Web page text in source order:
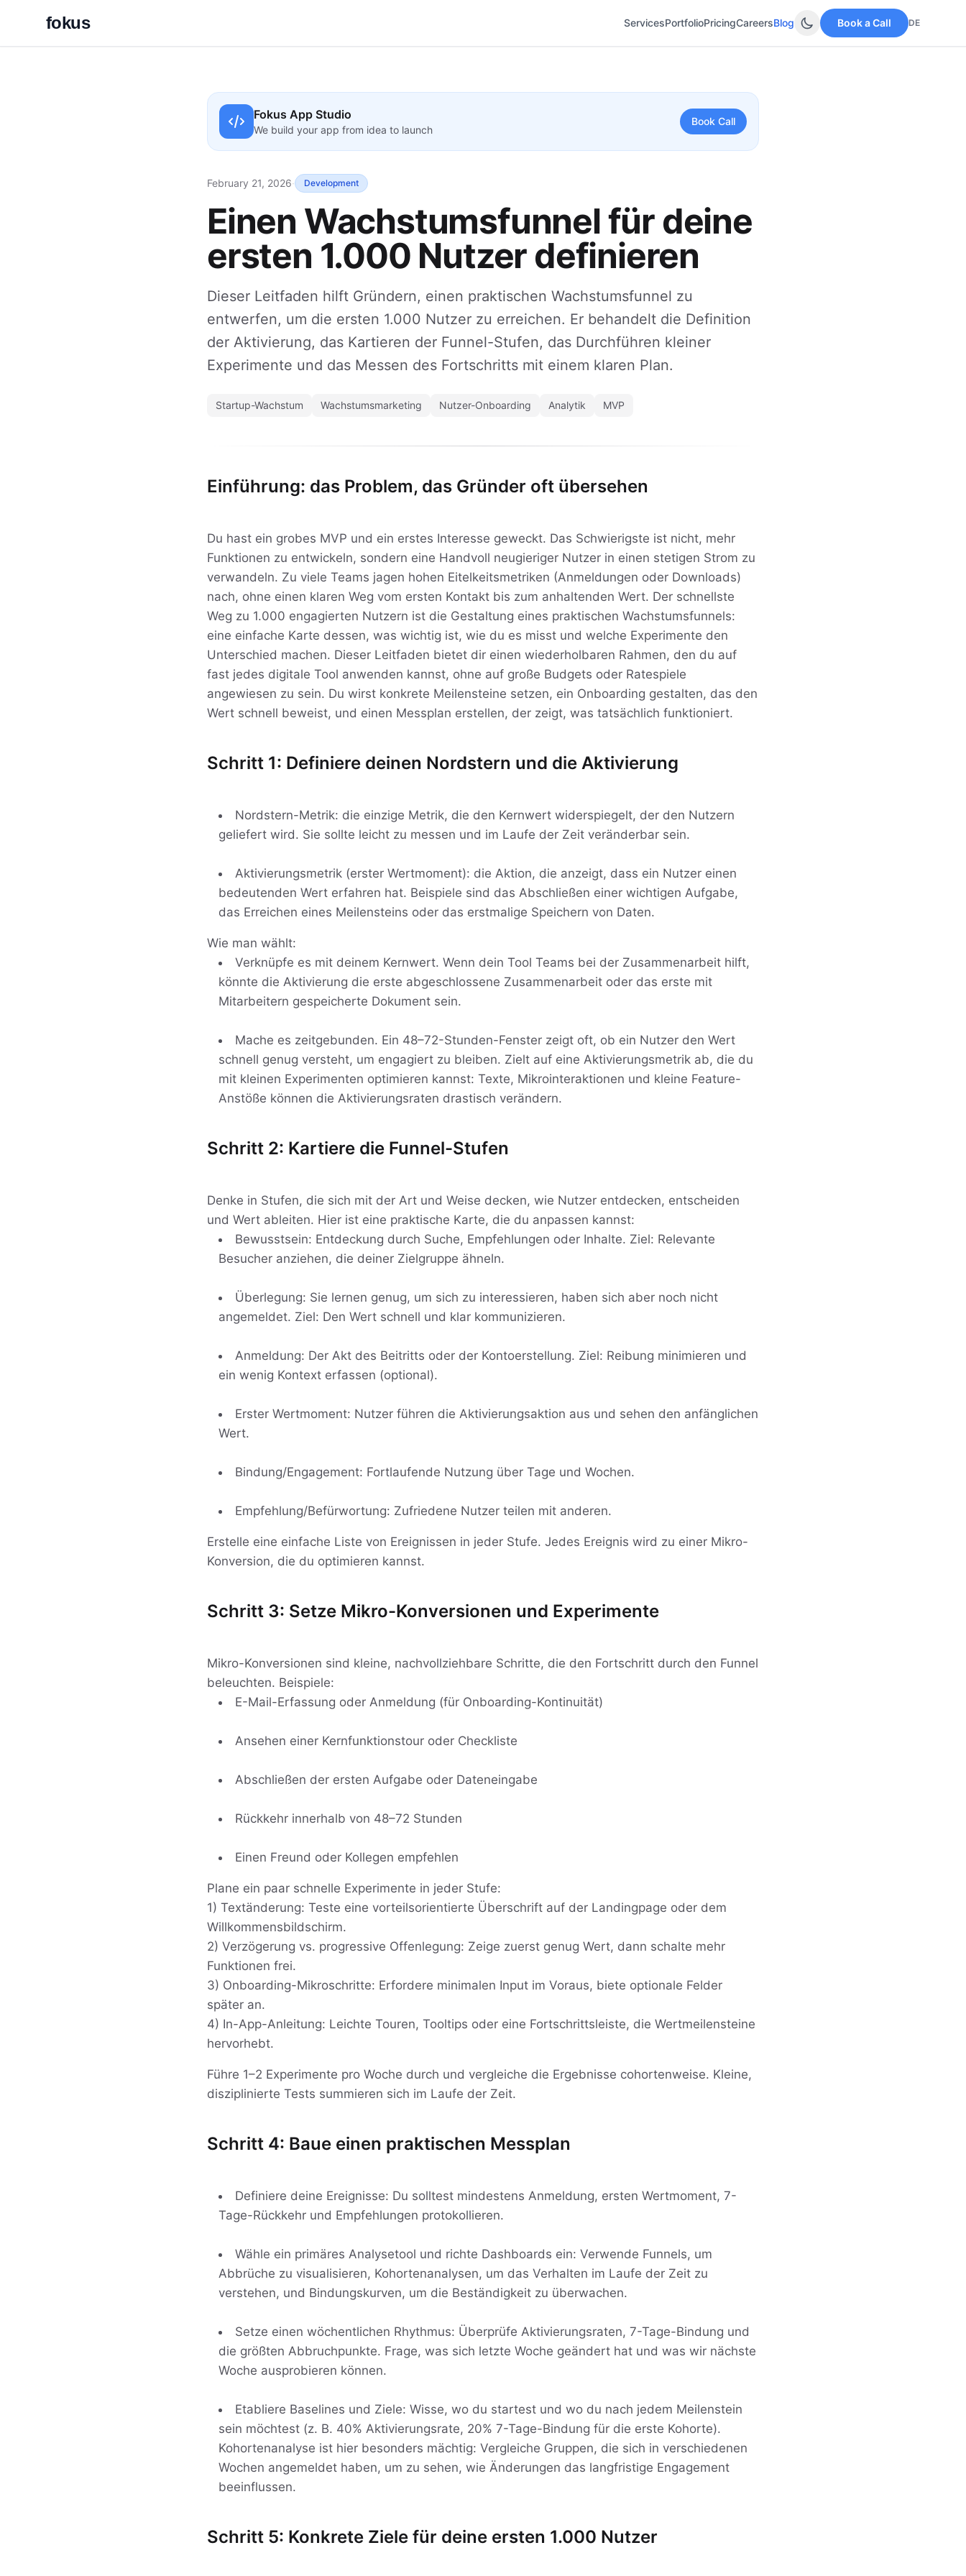
fokus ServicesPortfolioPricingCareersBlog Book a Call DE
Fokus App Studio
We build your app from idea to launch
Book Call
February 21, 2026· Development
Einen Wachstumsfunnel für deine
ersten 1.000 Nutzer definieren
Dieser Leitfaden hilft Gründern, einen praktischen Wachstumsfunnel zu
entwerfen, um die ersten 1.000 Nutzer zu erreichen. Er behandelt die Definition
der Aktivierung, das Kartieren der Funnel-Stufen, das Durchführen kleiner
Experimente und das Messen des Fortschritts mit einem klaren Plan.
Startup-Wachstum Wachstumsmarketing Nutzer-Onboarding Analytik MVP
Einführung: das Problem, das Gründer oft übersehen
Du hast ein grobes MVP und ein erstes Interesse geweckt. Das Schwierigste ist nicht, mehr
Funktionen zu entwickeln, sondern eine Handvoll neugieriger Nutzer in einen stetigen Strom zu
verwandeln. Zu viele Teams jagen hohen Eitelkeitsmetriken (Anmeldungen oder Downloads)
nach, ohne einen klaren Weg vom ersten Kontakt bis zum anhaltenden Wert. Der schnellste
Weg zu 1.000 engagierten Nutzern ist die Gestaltung eines praktischen Wachstumsfunnels:
eine einfache Karte dessen, was wichtig ist, wie du es misst und welche Experimente den
Unterschied machen. Dieser Leitfaden bietet dir einen wiederholbaren Rahmen, den du auf
fast jedes digitale Tool anwenden kannst, ohne auf große Budgets oder Ratespiele
angewiesen zu sein. Du wirst konkrete Meilensteine setzen, ein Onboarding gestalten, das den
Wert schnell beweist, und einen Messplan erstellen, der zeigt, was tatsächlich funktioniert.
Schritt 1: Definiere deinen Nordstern und die Aktivierung
Nordstern-Metrik: die einzige Metrik, die den Kernwert widerspiegelt, der den Nutzern
geliefert wird. Sie sollte leicht zu messen und im Laufe der Zeit veränderbar sein.
Aktivierungsmetrik (erster Wertmoment): die Aktion, die anzeigt, dass ein Nutzer einen
bedeutenden Wert erfahren hat. Beispiele sind das Abschließen einer wichtigen Aufgabe,
das Erreichen eines Meilensteins oder das erstmalige Speichern von Daten.
Wie man wählt:
Verknüpfe es mit deinem Kernwert. Wenn dein Tool Teams bei der Zusammenarbeit hilft,
könnte die Aktivierung die erste abgeschlossene Zusammenarbeit oder das erste mit
Mitarbeitern gespeicherte Dokument sein.
Mache es zeitgebunden. Ein 48–72-Stunden-Fenster zeigt oft, ob ein Nutzer den Wert
schnell genug versteht, um engagiert zu bleiben. Zielt auf eine Aktivierungsmetrik ab, die du
mit kleinen Experimenten optimieren kannst: Texte, Mikrointeraktionen und kleine Feature-
Anstöße können die Aktivierungsraten drastisch verändern.
Schritt 2: Kartiere die Funnel-Stufen
Denke in Stufen, die sich mit der Art und Weise decken, wie Nutzer entdecken, entscheiden
und Wert ableiten. Hier ist eine praktische Karte, die du anpassen kannst:
Bewusstsein: Entdeckung durch Suche, Empfehlungen oder Inhalte. Ziel: Relevante
Besucher anziehen, die deiner Zielgruppe ähneln.
Überlegung: Sie lernen genug, um sich zu interessieren, haben sich aber noch nicht
angemeldet. Ziel: Den Wert schnell und klar kommunizieren.
Anmeldung: Der Akt des Beitritts oder der Kontoerstellung. Ziel: Reibung minimieren und
ein wenig Kontext erfassen (optional).
Erster Wertmoment: Nutzer führen die Aktivierungsaktion aus und sehen den anfänglichen
Wert.
Bindung/Engagement: Fortlaufende Nutzung über Tage und Wochen.
Empfehlung/Befürwortung: Zufriedene Nutzer teilen mit anderen.
Erstelle eine einfache Liste von Ereignissen in jeder Stufe. Jedes Ereignis wird zu einer Mikro-
Konversion, die du optimieren kannst.
Schritt 3: Setze Mikro-Konversionen und Experimente
Mikro-Konversionen sind kleine, nachvollziehbare Schritte, die den Fortschritt durch den Funnel
beleuchten. Beispiele:
E-Mail-Erfassung oder Anmeldung (für Onboarding-Kontinuität)
Ansehen einer Kernfunktionstour oder Checkliste
Abschließen der ersten Aufgabe oder Dateneingabe
Rückkehr innerhalb von 48–72 Stunden
Einen Freund oder Kollegen empfehlen
Plane ein paar schnelle Experimente in jeder Stufe:
1) Textänderung: Teste eine vorteilsorientierte Überschrift auf der Landingpage oder dem
Willkommensbildschirm.
2) Verzögerung vs. progressive Offenlegung: Zeige zuerst genug Wert, dann schalte mehr
Funktionen frei.
3) Onboarding-Mikroschritte: Erfordere minimalen Input im Voraus, biete optionale Felder
später an.
4) In-App-Anleitung: Leichte Touren, Tooltips oder eine Fortschrittsleiste, die Wertmeilensteine
hervorhebt.
Führe 1–2 Experimente pro Woche durch und vergleiche die Ergebnisse cohortenweise. Kleine,
disziplinierte Tests summieren sich im Laufe der Zeit.
Schritt 4: Baue einen praktischen Messplan
Definiere deine Ereignisse: Du solltest mindestens Anmeldung, ersten Wertmoment, 7-
Tage-Rückkehr und Empfehlungen protokollieren.
Wähle ein primäres Analysetool und richte Dashboards ein: Verwende Funnels, um
Abbrüche zu visualisieren, Kohortenanalysen, um das Verhalten im Laufe der Zeit zu
verstehen, und Bindungskurven, um die Beständigkeit zu überwachen.
Setze einen wöchentlichen Rhythmus: Überprüfe Aktivierungsraten, 7-Tage-Bindung und
die größten Abbruchpunkte. Frage, was sich letzte Woche geändert hat und was wir nächste
Woche ausprobieren können.
Etabliere Baselines und Ziele: Wisse, wo du startest und wo du nach jedem Meilenstein
sein möchtest (z. B. 40% Aktivierungsrate, 20% 7-Tage-Bindung für die erste Kohorte).
Kohortenanalyse ist hier besonders mächtig: Vergleiche Gruppen, die sich in verschiedenen
Wochen angemeldet haben, um zu sehen, wie Änderungen das langfristige Engagement
beeinflussen.
Schritt 5: Konkrete Ziele für deine ersten 1.000 Nutzer